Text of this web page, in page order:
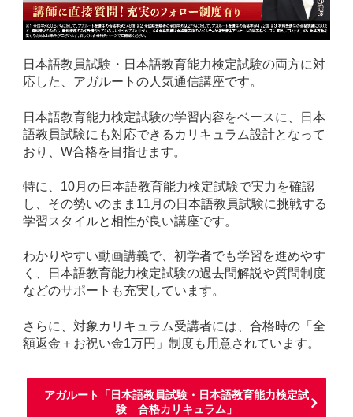
日本語教員試験・日本語教育能力検定試験の両方に対
応した、アガルートの人気通信講座です。
日本語教育能力検定試験の学習内容をベースに、日本
語教員試験にも対応できるカリキュラム設計となって
おり、W合格を目指せます。
特に、10月の日本語教育能力検定試験で実力を確認
し、その勢いのまま11月の日本語教員試験に挑戦する
学習スタイルと相性が良い講座です。
わかりやすい動画講義で、初学者でも学習を進めやす
く、日本語教育能力検定試験の過去問解説や質問制度
などのサポートも充実しています。
さらに、対象カリキュラム受講者には、合格時の「全
額返金＋お祝い金1万円」制度も用意されています。
アガルート「日本語教員試験・日本語教育能力検定試
験 合格カリキュラム」